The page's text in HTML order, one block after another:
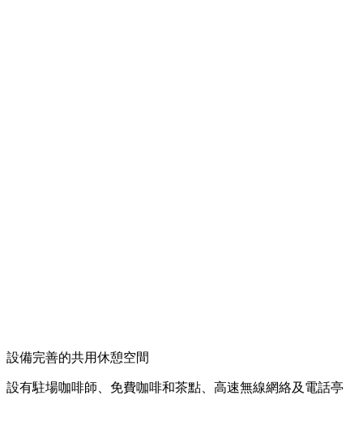
設備完善的共用休憩空間
設有駐場咖啡師、免費咖啡和茶點、高速無線網絡及電話亭